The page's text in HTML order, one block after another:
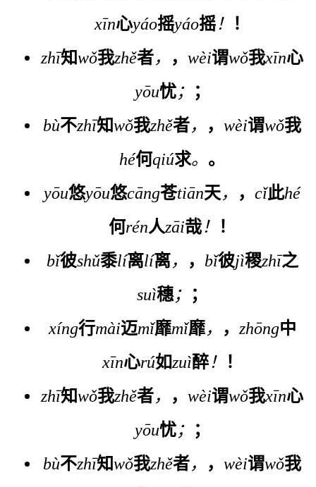
xīn心yáo摇yáo摇！
！
zhī知wǒ我zhě者， ， wèi谓wǒ我xīn心
yōu忧；
；
bù不zhī知wǒ我zhě者， ， wèi谓wǒ我
hé何qiú求。 。
yōu悠yōu悠cāng苍tiān天， ， cǐ此hé
何rén人zāi哉！
！
bǐ彼shǔ黍lí离lí离， ， bǐ彼jì稷zhī之
suì穗；
；
xíng行mài迈mǐ靡mǐ靡， ， zhōng中
xīn心rú如zuì醉！
！
zhī知wǒ我zhě者， ， wèi谓wǒ我xīn心
yōu忧；
；
bù不zhī知wǒ我zhě者， ， wèi谓wǒ我